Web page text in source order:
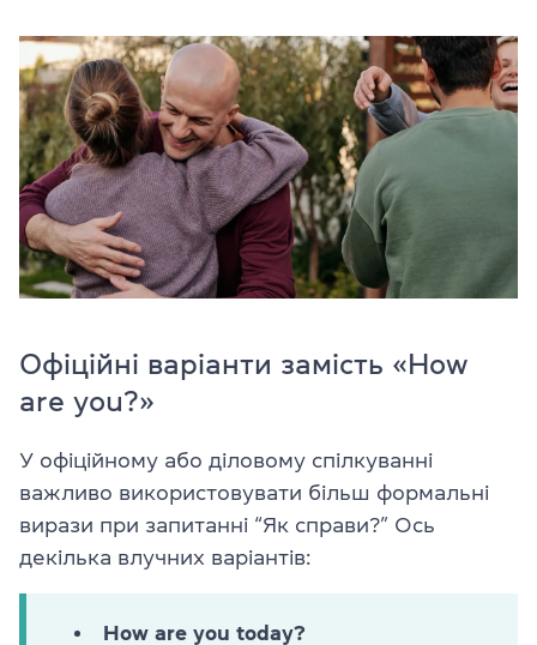
Офіційні варіанти замість «How
are you?»
У офіційному або діловому спілкуванні
важливо використовувати більш формальні
вирази при запитанні “Як справи?” Ось
декілька влучних варіантів:
How are you today?